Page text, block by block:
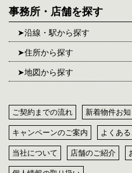
事務所・店舗を探す
沿線・駅から探す
住所から探す
地図から探す
ご契約までの流れ 新着物件お
キャンペーンのご案内 よくあ
当社について 店舗のご紹介